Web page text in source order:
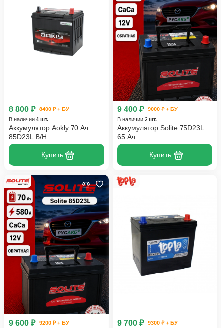
8 800 ₽
8400 ₽ + БУ
В наличии 4 шт.
Аккумулятор Aokly 70 Ач
85D23L B/H
Купить
9 400 ₽
9000 ₽ + БУ
В наличии 2 шт.
Аккумулятор Solite 75D23L
65 Ач
Купить
9 600 ₽
9200 ₽ + БУ
9 700 ₽
9300 ₽ + БУ